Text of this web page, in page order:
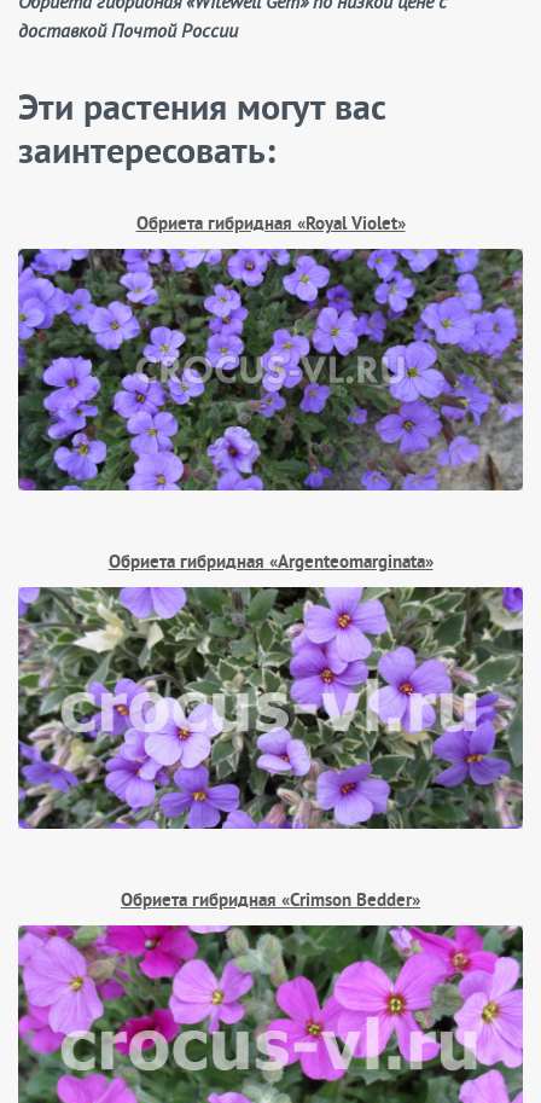
доставкой Почтой России
Эти растения могут вас
заинтересовать:
Обриета гибридная «Royal Violet»
Обриета гибридная «Argenteomarginata»
Обриета гибридная «Crimson Bedder»